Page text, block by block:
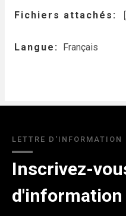
Fichiers attachés
Langue Français
LETTRE D'INFORMATION
Inscrivez-
d'information